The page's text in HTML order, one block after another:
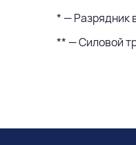
* — Разрядник
** — Силовой